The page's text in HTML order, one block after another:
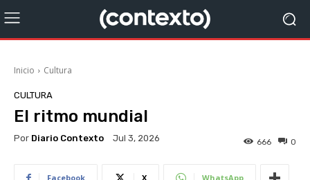
Inicio Cultura
CULTURA
El ritmo mundial
Por Diario Contexto Jul 3, 2026 0
666
Facebook X WhatsApp